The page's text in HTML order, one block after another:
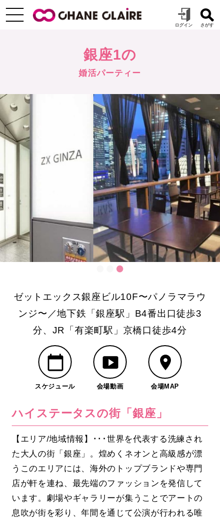
銀座1の
婚活パーティー
ゼットエックス銀座ビル10F〜パノラマラウ
ンジ〜／地下鉄「銀座駅」B4番出口徒歩3
分、JR「有楽町駅」京橋口徒歩4分
スケジュール 会場動画 会場MAP
ハイステータスの街「銀座」
【エリア/地域情報】･･･世界を代表する洗練され
た大人の街「銀座」。煌めくネオンと高級感が漂
うこのエリアには、海外のトップブランドや専門
店が軒を連ね、最先端のファッションを発信して
います。劇場やギャラリーが集うことでアートの
息吹が街を彩り、年間を通じて公演が行われる唯